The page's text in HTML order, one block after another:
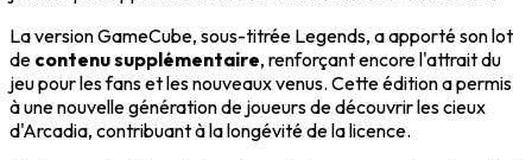
La version GameCube, sous-titrée Legends, a apporté son lot
de contenu supplémentaire, renforçant encore l'attrait du
jeu pour les fans et les nouveaux venus. Cette édition a permis
à une nouvelle génération de joueurs de découvrir les cieux
d'Arcadia, contribuant à la longévité de la licence.